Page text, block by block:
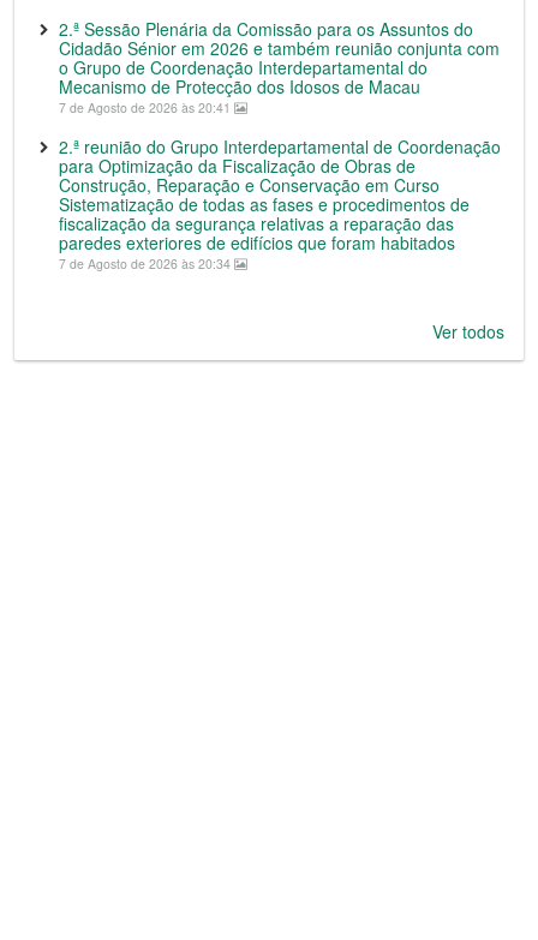
2.ª Sessão Plenária da Comissão para os Assuntos do
Cidadão Sénior em 2026 e também reunião conjunta com
o Grupo de Coordenação Interdepartamental do
Mecanismo de Protecção dos Idosos de Macau
7 de Agosto de 2026 às 20:41
2.ª reunião do Grupo Interdepartamental de Coordenação
para Optimização da Fiscalização de Obras de
Construção, Reparação e Conservação em Curso
Sistematização de todas as fases e procedimentos de
fiscalização da segurança relativas a reparação das
paredes exteriores de edifícios que foram habitados
7 de Agosto de 2026 às 20:34
Ver todos